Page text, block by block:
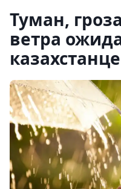
Туман,
ветра